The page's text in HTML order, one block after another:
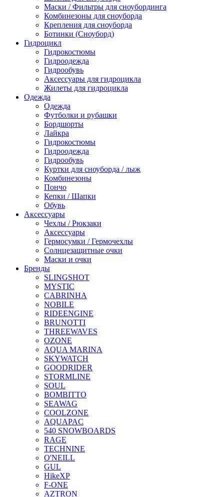
Маски / Фильтры для сноубординга
Комбинезоны для сноуборда
Крепления для сноуборда
Ботинки (Сноуборд)
Гидроцикл
Гидрокостюмы
Гидроодежда
Гидрообувь
Аксессуары для гидроцикла
Жилеты для гидроцикла
Одежда
Одежда
Футболки и рубашки
Бордшорты
Лайкра
Гидрокостюмы
Гидроодежда
Гидрообувь
Куртки для сноуборда / лыж
Комбинезоны
Пончо
Кепки / Шапки
Обувь
Аксессуары
Чехлы / Рюкзаки
Аксессуары
Гермосумки / Гермочехлы
Солнцезащитные очки
Маски и очки
Бренды
SLINGSHOT
MYSTIC
CABRINHA
NOBILE
RIDEENGINE
BRUNOTTI
THREEWAVES
OZONE
AQUA MARINA
SKYWATCH
GOODRIDER
STORMLINE
SOUL
BOMBITTO
SEAWAG
COOLZONE
AQUAPAC
540 SNOWBOARDS
RAGE
TECHNINE
O'NEILL
GUL
HikeXP
F-ONE
AZTRON